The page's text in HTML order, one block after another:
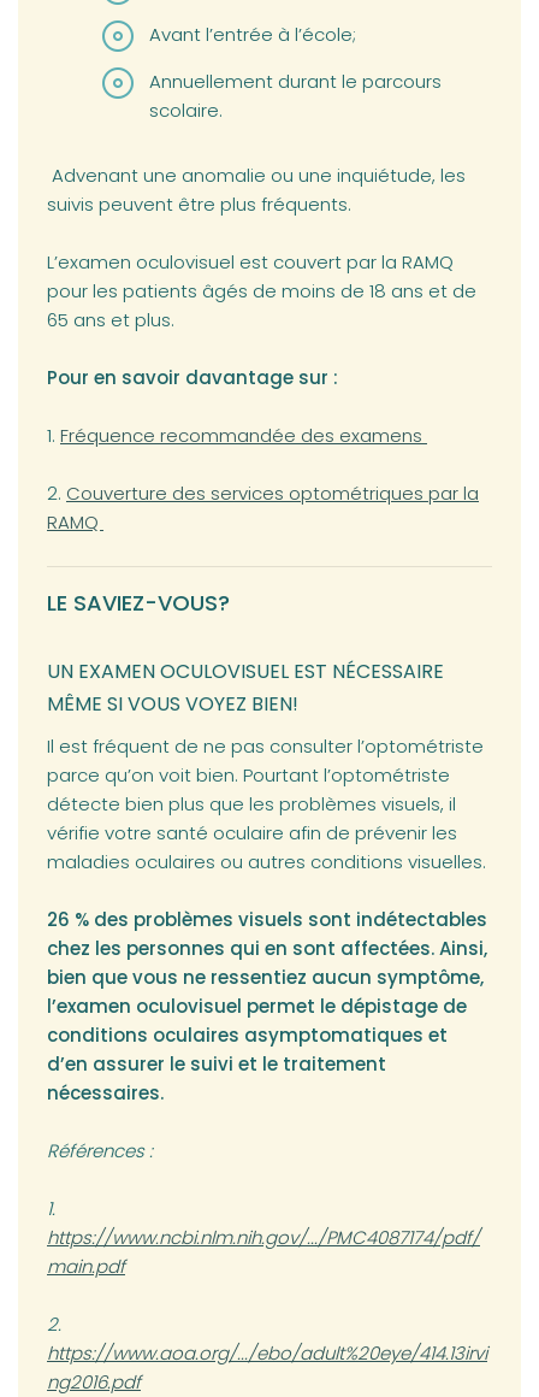
Avant l’entrée à l’école;
Annuellement durant le parcours
scolaire.
Advenant une anomalie ou une inquiétude, les
suivis peuvent être plus fréquents.
L’examen oculovisuel est couvert par la RAMQ
pour les patients âgés de moins de 18 ans et de
65 ans et plus.
Pour en savoir davantage sur :
1. (opens in a new tab)
Fréquence recommandée des examens
2. (opens in a new tab)
Couverture des services optométriques par la
RAMQ
LE SAVIEZ-VOUS?
UN EXAMEN OCULOVISUEL EST NÉCESSAIRE
MÊME SI VOUS VOYEZ BIEN!
Il est fréquent de ne pas consulter l’optométriste
parce qu’on voit bien. Pourtant l’optométriste
détecte bien plus que les problèmes visuels, il
vérifie votre santé oculaire afin de prévenir les
maladies oculaires ou autres conditions visuelles.
26 % des problèmes visuels sont indétectables
chez les personnes qui en sont affectées. Ainsi,
bien que vous ne ressentiez aucun symptôme,
l’examen oculovisuel permet le dépistage de
conditions oculaires asymptomatiques et
d’en assurer le suivi et le traitement
nécessaires.
Références :
1.
https://www.ncbi.nlm.nih.gov/.../PMC4087174/pdf/
main.pdf
2.
https://www.aoa.org/.../ebo/adult%20eye/414.13irvi
ng2016.pdf